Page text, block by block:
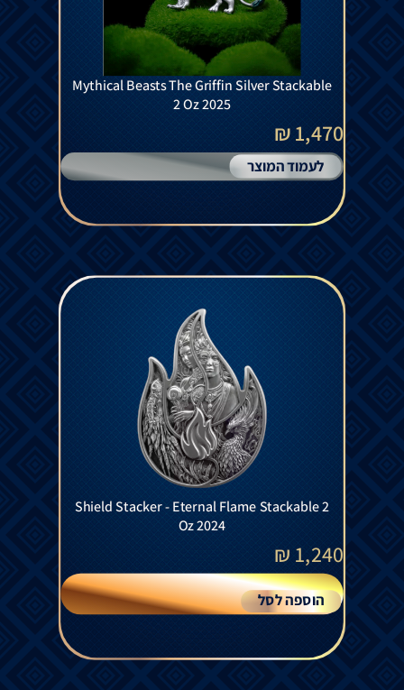
Mythical Beasts The Griffin Silver Stackable
2 Oz 2025
1,470 ₪
לעמוד המוצר
Shield Stacker - Eternal Flame Stackable 2
Oz 2024
1,240
₪
הוספה לסל